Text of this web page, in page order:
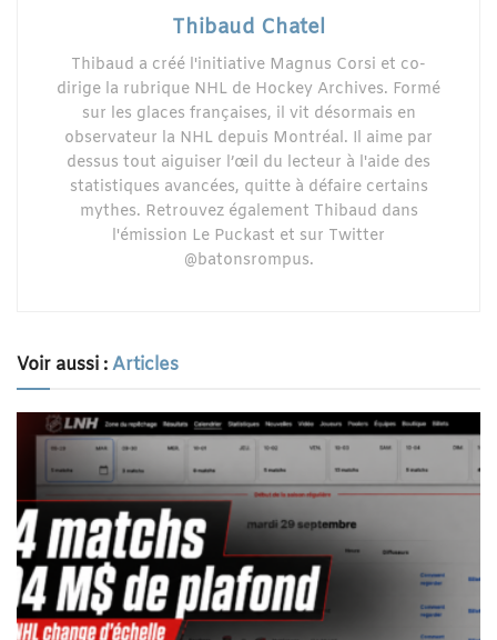
Thibaud Chatel
Thibaud a créé l'initiative Magnus Corsi et co-
dirige la rubrique NHL de Hockey Archives. Formé
sur les glaces françaises, il vit désormais en
observateur la NHL depuis Montréal. Il aime par
dessus tout aiguiser l’œil du lecteur à l'aide des
statistiques avancées, quitte à défaire certains
mythes. Retrouvez également Thibaud dans
l'émission Le Puckast et sur Twitter
@batonsrompus.
Voir aussi :Articles